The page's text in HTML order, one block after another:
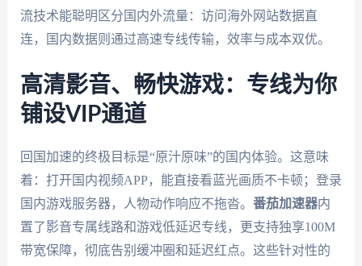
流技术能聪明区分国内外流量：访问海外网站数据直
连，国内数据则通过高速专线传输，效率与成本双优。
高清影音、畅快游戏：专线为你
铺设VIP通道
回国加速的终极目标是“原汁原味”的国内体验。这意味
着：打开国内视频APP，能直接看蓝光画质不卡顿；登录
国内游戏服务器，人物动作响应不拖沓。 番茄加速器内
置了影音专属线路和游戏低延迟专线，更支持独享100M
带宽保障，彻底告别缓冲圈和延迟红点。这些针对性的